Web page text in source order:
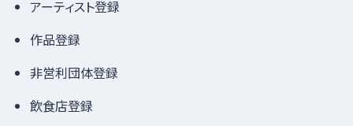
アーティスト登録
作品登録
非営利団体登録
飲食店登録